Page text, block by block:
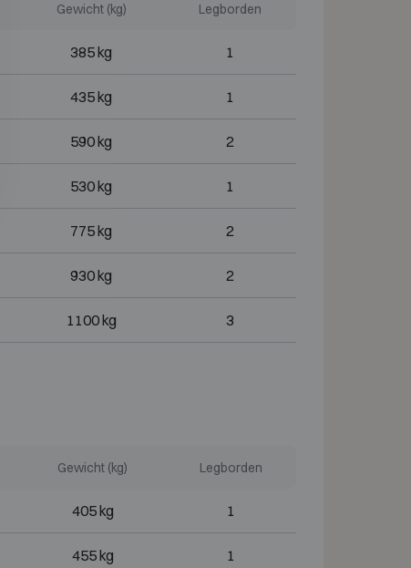
Gewicht (kg) Legborden
385 kg 1
435 kg 1
590 kg 2
530 kg 1
775 kg 2
930 kg 2
1100 kg 3
Gewicht (kg) Legborden
405 kg 1
455 kg 1